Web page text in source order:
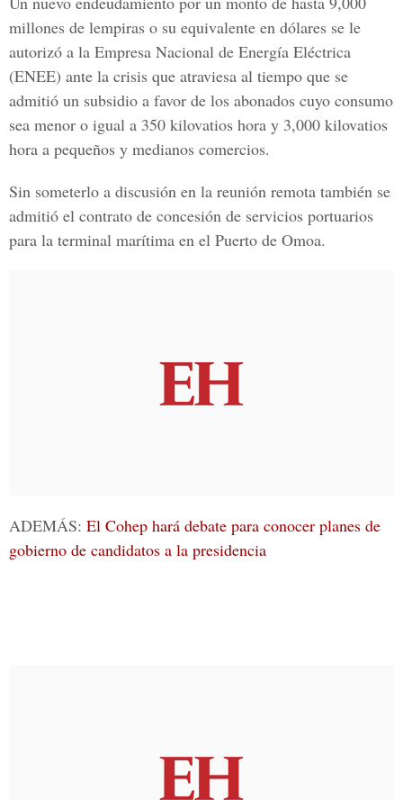
millones de lempiras o su equivalente en dólares se le
autorizó a la Empresa Nacional de Energía Eléctrica
(ENEE) ante la crisis que atraviesa al tiempo que se
admitió un subsidio a favor de los abonados cuyo consumo
sea menor o igual a 350 kilovatios hora y 3,000 kilovatios
hora a pequeños y medianos comercios.
Sin someterlo a discusión en la reunión remota también se
admitió el contrato de concesión de servicios portuarios
para la terminal marítima en el Puerto de Omoa.
ADEMÁS: El Cohep hará debate para conocer planes de
gobierno de candidatos a la presidencia